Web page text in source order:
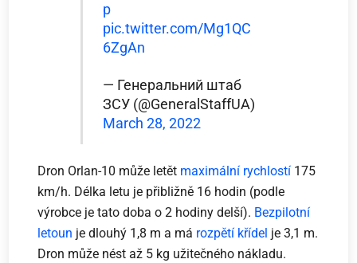
p
pic.twitter.com/Mg1QC
6ZgAn
— Генеральний штаб
ЗСУ (@GeneralStaffUA)
March 28, 2022
Dron Orlan-10 může letět maximální rychlostí 175
km/h. Délka letu je přibližně 16 hodin (podle
výrobce je tato doba o 2 hodiny delší). Bezpilotní
letoun je dlouhý 1,8 m a má rozpětí křídel je 3,1 m.
Dron může nést až 5 kg užitečného nákladu.